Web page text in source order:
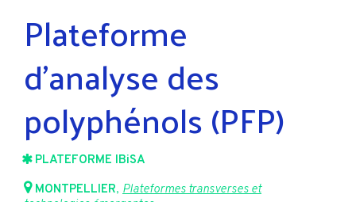
Plateforme
d’analyse des
polyphénols (PFP)
PLATEFORME IBiSA
MONTPELLIER, Plateformes transverses et